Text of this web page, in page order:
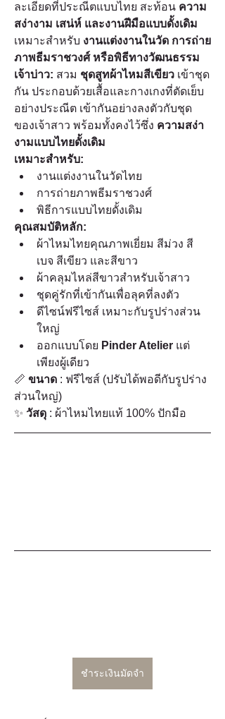
ละเอียดที่ประณีตแบบไทย สะท้อน ความ
สง่างาม เสน่ห์ และงานฝีมือแบบดั้งเดิม
เหมาะสำหรับ งานแต่งงานในวัด การถ่าย
ภาพธีมราชวงศ์ หรือพิธีทางวัฒนธรรม
เจ้าบ่าว: สวม ชุดสูทผ้าไหมสีเขียว เข้าชุด
กัน ประกอบด้วยเสื้อและกางเกงที่ตัดเย็บ
อย่างประณีต เข้ากันอย่างลงตัวกับชุด
ของเจ้าสาว พร้อมทั้งคงไว้ซึ่ง ความสง่า
งามแบบไทยดั้งเดิม
เหมาะสำหรับ:
งานแต่งงานในวัดไทย
การถ่ายภาพธีมราชวงศ์
พิธีการแบบไทยดั้งเดิม
คุณสมบัติหลัก:
ผ้าไหมไทยคุณภาพเยี่ยม สีม่วง สี
เบจ สีเขียว และสีขาว
ผ้าคลุมไหล่สีขาวสำหรับเจ้าสาว
ชุดคู่รักที่เข้ากันเพื่อลุคที่ลงตัว
ดีไซน์ฟรีไซส์ เหมาะกับรูปร่างส่วน
ใหญ่
ออกแบบโดย Pinder Atelier แต่
เพียงผู้เดียว
📏 ขนาด : ฟรีไซส์ (ปรับได้พอดีกับรูปร่าง
ส่วนใหญ่)
✨ วัสดุ : ผ้าไหมไทยแท้ 100% ปักมือ
ชำระเงินมัดจำ